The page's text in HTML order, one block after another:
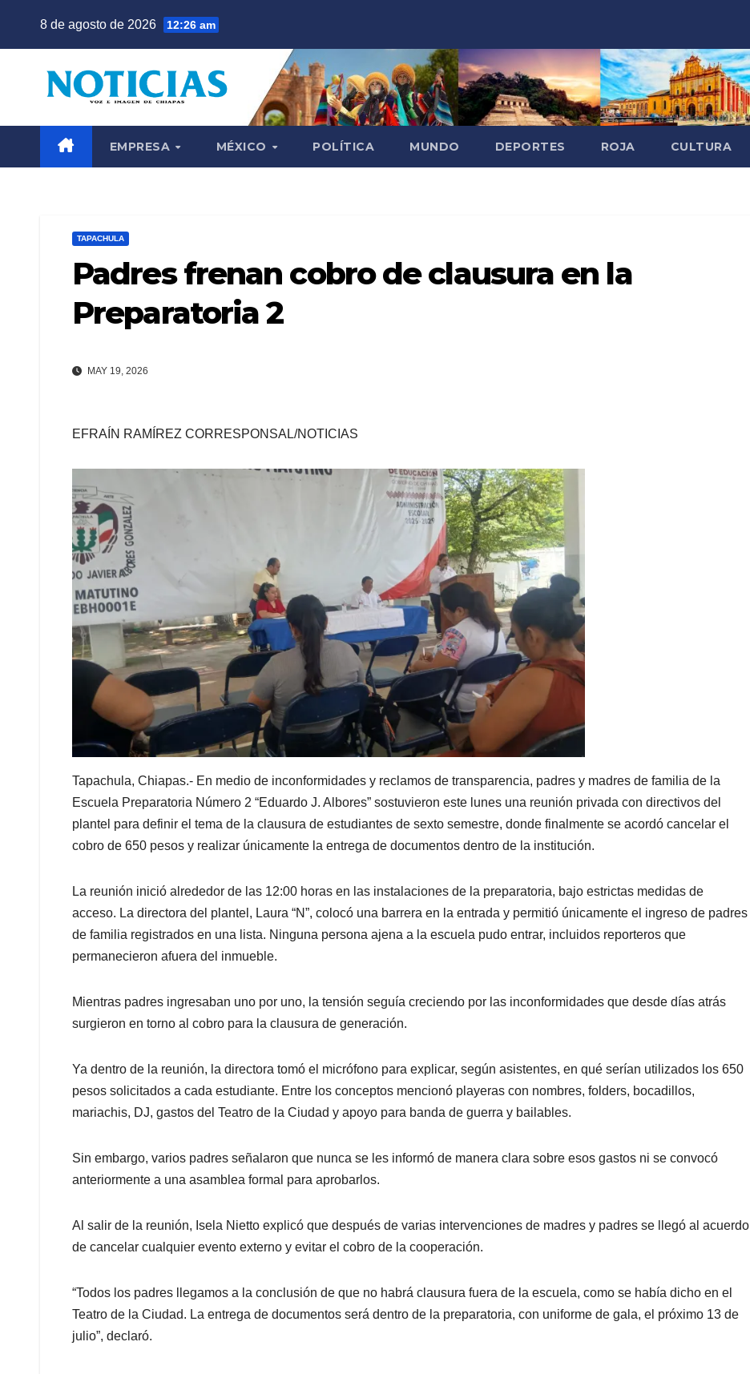
8 de agosto de 2026 12:26 am
EMPRESA MÉXICO POLÍTICA MUNDO DEPORTES ROJA CULTURA
TAPACHULA
Padres frenan cobro de clausura en la
Preparatoria 2
MAY 19, 2026
EFRAÍN RAMÍREZ CORRESPONSAL/NOTICIAS
Tapachula, Chiapas.- En medio de inconformidades y reclamos de transparencia, padres y madres de familia de la
Escuela Preparatoria Número 2 “Eduardo J. Albores” sostuvieron este lunes una reunión privada con directivos del
plantel para definir el tema de la clausura de estudiantes de sexto semestre, donde finalmente se acordó cancelar el
cobro de 650 pesos y realizar únicamente la entrega de documentos dentro de la institución.
La reunión inició alrededor de las 12:00 horas en las instalaciones de la preparatoria, bajo estrictas medidas de
acceso. La directora del plantel, Laura “N”, colocó una barrera en la entrada y permitió únicamente el ingreso de padres
de familia registrados en una lista. Ninguna persona ajena a la escuela pudo entrar, incluidos reporteros que
permanecieron afuera del inmueble.
Mientras padres ingresaban uno por uno, la tensión seguía creciendo por las inconformidades que desde días atrás
surgieron en torno al cobro para la clausura de generación.
Ya dentro de la reunión, la directora tomó el micrófono para explicar, según asistentes, en qué serían utilizados los 650
pesos solicitados a cada estudiante. Entre los conceptos mencionó playeras con nombres, folders, bocadillos,
mariachis, DJ, gastos del Teatro de la Ciudad y apoyo para banda de guerra y bailables.
Sin embargo, varios padres señalaron que nunca se les informó de manera clara sobre esos gastos ni se convocó
anteriormente a una asamblea formal para aprobarlos.
Al salir de la reunión, Isela Nietto explicó que después de varias intervenciones de madres y padres se llegó al acuerdo
de cancelar cualquier evento externo y evitar el cobro de la cooperación.
“Todos los padres llegamos a la conclusión de que no habrá clausura fuera de la escuela, como se había dicho en el
Teatro de la Ciudad. La entrega de documentos será dentro de la preparatoria, con uniforme de gala, el próximo 13 de
julio”, declaró.